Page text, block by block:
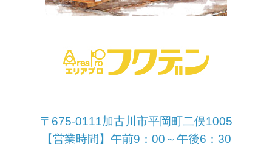
〒675-0111加古川市平岡町二俣1005
【営業時間】午前9：00～午後6：30